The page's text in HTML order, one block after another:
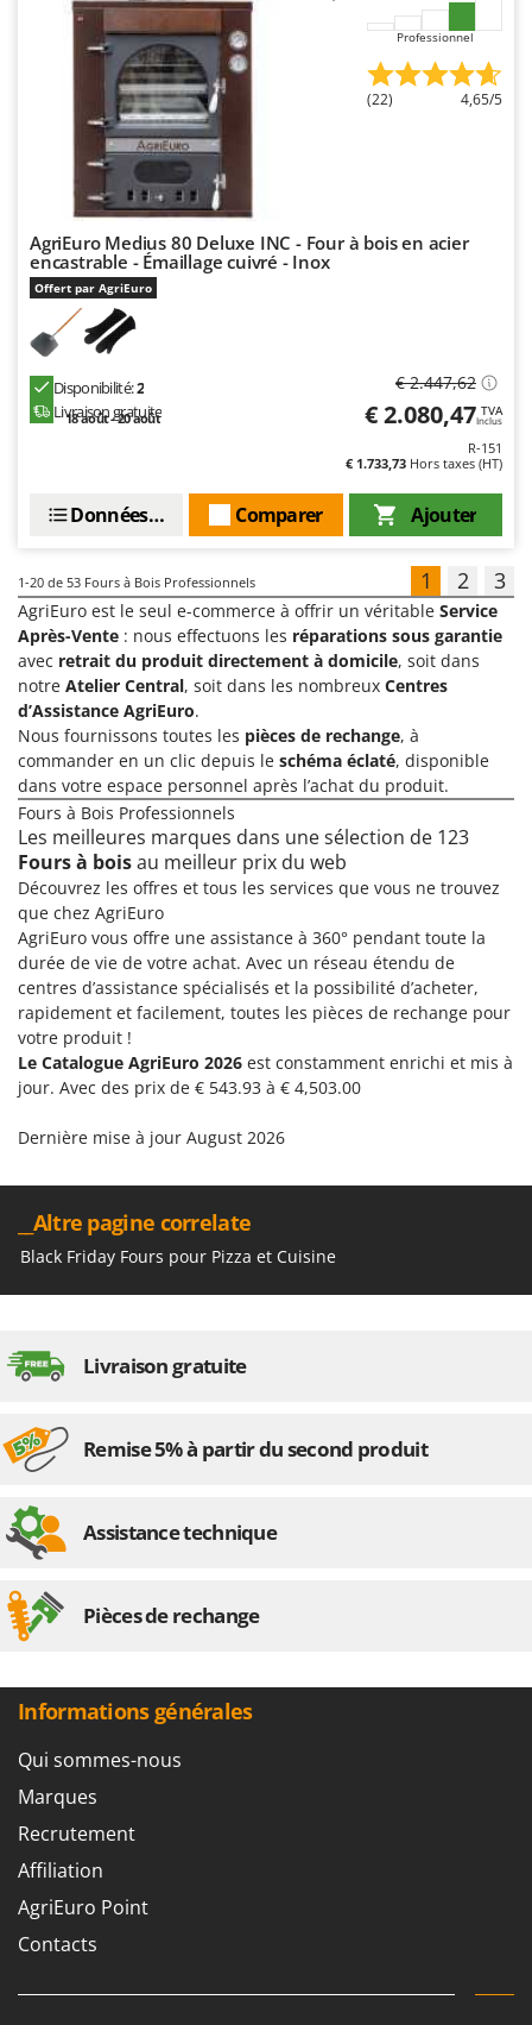
Professionnel
(22) 4,65/5
AgriEuro Medius 80 Deluxe INC - Four à bois en acier
encastrable - Émaillage cuivré - Inox
Offert par AgriEuro
Disponibilité:2
Livraison gratuite
18 août - 20 août
€ 2.447,62
€ 2.080,47 TVA
Inclus
R-151
€ 1.733,73 Hors taxes (HT)
Ajouter
Comparer
Données techniques
1-20 de 53 Fours à Bois Professionnels 1 2 3
AgriEuro est le seul e-commerce à offrir un véritable Service
Après-Vente : nous effectuons les réparations sous garantie
avec retrait du produit directement à domicile, soit dans
notre Atelier Central, soit dans les nombreux Centres
d’Assistance AgriEuro.
Nous fournissons toutes les pièces de rechange, à
commander en un clic depuis le schéma éclaté, disponible
dans votre espace personnel après l’achat du produit.
Fours à Bois Professionnels
Les meilleures marques dans une sélection de 123
Fours à boisau meilleur prix du web
Découvrez les offres et tous les services que vous ne trouvez
que chez AgriEuro
AgriEuro vous offre une assistance à 360° pendant toute la
durée de vie de votre achat. Avec un réseau étendu de
centres d’assistance spécialisés et la possibilité d’acheter,
rapidement et facilement, toutes les pièces de rechange pour
votre produit !
Le Catalogue AgriEuro 2026 est constamment enrichi et mis à
jour. Avec des prix de € 543.93 à € 4,503.00
Dernière mise à jour August 2026
__Altre pagine correlate
Black Friday Fours pour Pizza et Cuisine
Livraison gratuite
Remise 5% à partir du second produit
Assistance technique
Pièces de rechange
Informations générales
Qui sommes-nous
Marques
Recrutement
Affiliation
AgriEuro Point
Contacts